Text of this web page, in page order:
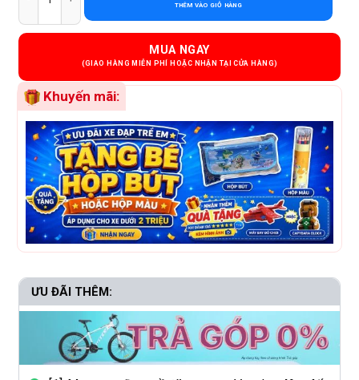
THÊM VÀO GIỎ HÀNG
MUA NGAY
Khuyến mãi:
ƯU ĐÃI THÊM: